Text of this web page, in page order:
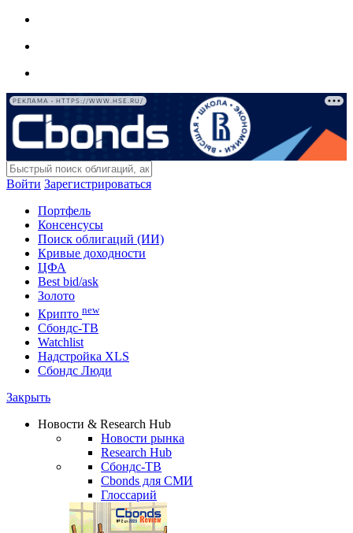
РЕКЛАМА • HTTPS://WWW.HSE.RU/
Войти Зарегистрироваться
Портфель
Консенсусы
Поиск облигаций (ИИ)
Кривые доходности
ЦФА
Best bid/ask
Золото
Крипто new
Сбондс-ТВ
Watchlist
Надстройка XLS
Сбондс Люди
Закрыть
Новости & Research Hub
Новости рынка
Research Hub
Сбондс-ТВ
Cbonds для СМИ
Глоссарий